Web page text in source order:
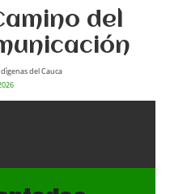
del
del Cauca